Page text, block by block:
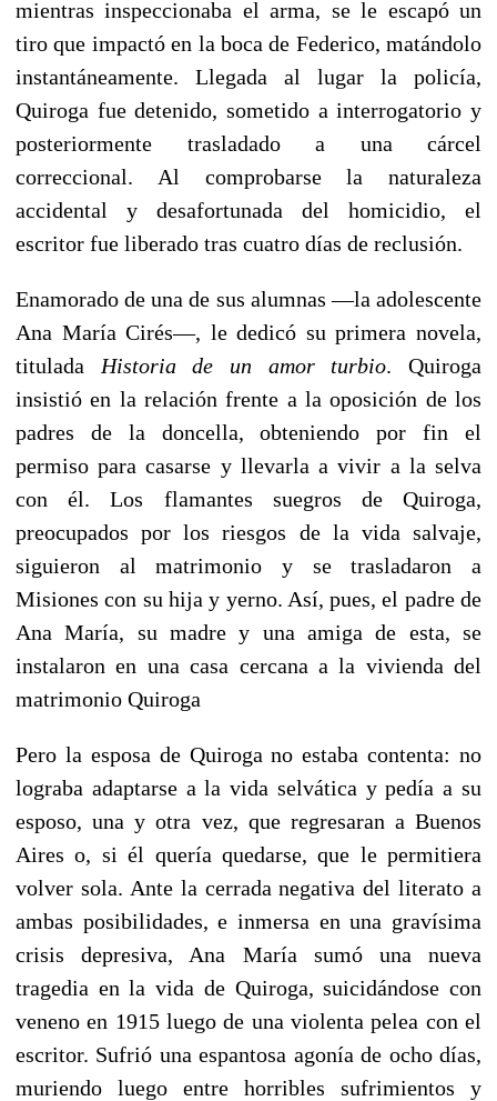
mientras inspeccionaba el arma, se le escapó un
tiro que impactó en la boca de Federico, matándolo
instantáneamente. Llegada al lugar la policía,
Quiroga fue detenido, sometido a interrogatorio y
posteriormente trasladado a una cárcel
correccional. Al comprobarse la naturaleza
accidental y desafortunada del homicidio, el
escritor fue liberado tras cuatro días de reclusión.
Enamorado de una de sus alumnas —la adolescente
Ana María Cirés—, le dedicó su primera novela,
titulada Historia de un amor turbio. Quiroga
insistió en la relación frente a la oposición de los
padres de la doncella, obteniendo por fin el
permiso para casarse y llevarla a vivir a la selva
con él. Los flamantes suegros de Quiroga,
preocupados por los riesgos de la vida salvaje,
siguieron al matrimonio y se trasladaron a
Misiones con su hija y yerno. Así, pues, el padre de
Ana María, su madre y una amiga de esta, se
instalaron en una casa cercana a la vivienda del
matrimonio Quiroga
Pero la esposa de Quiroga no estaba contenta: no
lograba adaptarse a la vida selvática y pedía a su
esposo, una y otra vez, que regresaran a Buenos
Aires o, si él quería quedarse, que le permitiera
volver sola. Ante la cerrada negativa del literato a
ambas posibilidades, e inmersa en una gravísima
crisis depresiva, Ana María sumó una nueva
tragedia en la vida de Quiroga, suicidándose con
veneno en 1915 luego de una violenta pelea con el
escritor. Sufrió una espantosa agonía de ocho días,
muriendo luego entre horribles sufrimientos y